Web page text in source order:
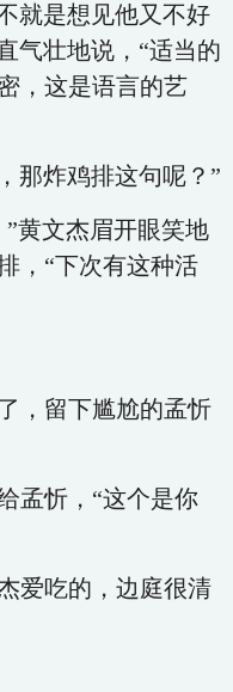
就是想见他又不好
气壮地说，“适当的
，这是语言的艺
那炸鸡排这句呢？”
黄文杰眉开眼笑地
，“下次有这种活
，留下尴尬的孟忻
孟忻，“这个是你
爱吃的，边庭很清